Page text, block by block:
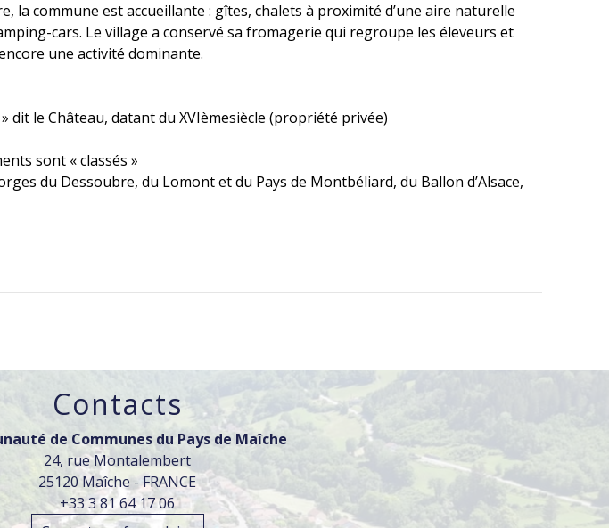
la commune est accueillante : gîtes, chalets à proximité d’une aire naturelle
cars. Le village a conservé sa fromagerie qui regroupe les éleveurs et
une activité dominante.
dit le Château, datant du XVIèmesiècle (propriété privée)
sont « classés »
du Dessoubre, du Lomont et du Pays de Montbéliard, du Ballon d’Alsace,
Contacts
de Communes du Pays de Maîche
24, rue Montalembert
25120 Maîche - FRANCE
+33 3 81 64 17 06